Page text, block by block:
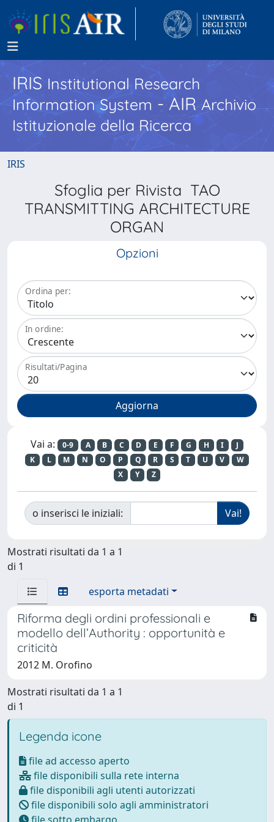
IRISInstitutional Research
Information System - AIR Archivio
Istituzionale della Ricerca
IRIS
Sfoglia per Rivista TAO
TRANSMITTING ARCHITECTURE
ORGAN
Opzioni
Ordina per:
In ordine:
Risultati/Pagina
Vai a: 0-9 A B C D E F G H I
J
K
L M N O P Q R S T U V
W
X
Y Z
o inserisci le iniziali:
Mostrati risultati da 1 a 1
di 1
esporta metadati
Riforma degli ordini professionali e
modello dell’Authority : opportunità e
criticità
2012 M. Orofino
Mostrati risultati da 1 a 1
di 1
Legenda icone
file ad accesso aperto
file disponibili sulla rete interna
file disponibili agli utenti autorizzati
file disponibili solo agli amministratori
file sotto embargo